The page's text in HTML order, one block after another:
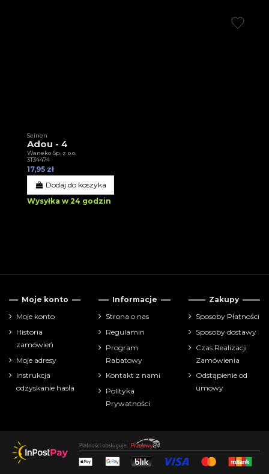
Seinen
Adou - 4
Waneko Sp. z o.o.
3T34474
17,95 zł
Dodaj do koszyka
Wysyłka w 24 godzin
Moje konto
Moje konto
Historia
zamówień
Moje adresy
Instrukcja
odzyskanie hasła
Informacje
Strona o nas
Regulamin
Program
Rabatowy
Kontakt z nami
Polityka
Prywatności
Zakupy
Sposoby Płatności
Sposoby dostawy
Czas Realizacji
Zamówienia
Odstąpienie od
umowy